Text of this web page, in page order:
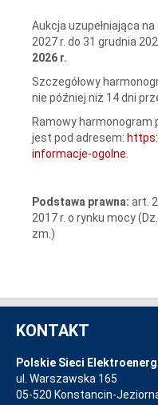
Aukcja uzupełniająca
2027 r. do 31 grudnia
2026 r.
Szczegółowy
nie później niż 14 dni
Ramowy
jest pod adresem:
informacje-ogolne
Podstawa prawna: art.
2017 r. o rynku mocy
zm.)
KONTAKT
Polskie Sieci
ul. Warszawska 165
05-520 Konstancin-